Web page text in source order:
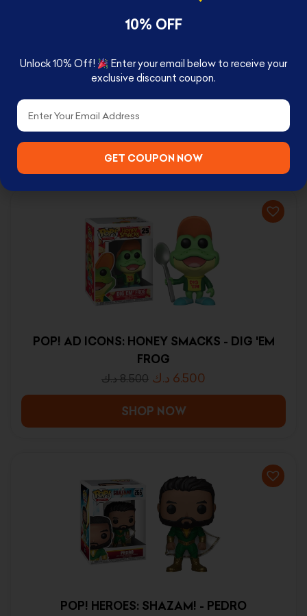
RELATED PRODUCTS
POP! AD ICONS: HONEY SMACKS - DIG 'EM
FROG
8.500 د.ك 6.500 د.ك
SHOP NOW
POP! HEROES: SHAZAM! - PEDRO
10% OFF
Unlock 10% Off!
Enter your email below to receive your
exclusive discount coupon.
Email
GET COUPON NOW